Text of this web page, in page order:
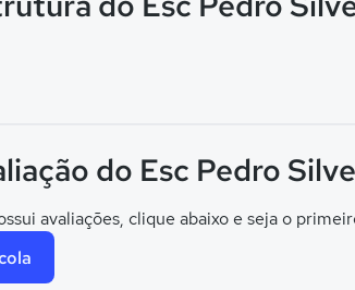
do Esc Pedro
avaliações, clique abaixo e seja o